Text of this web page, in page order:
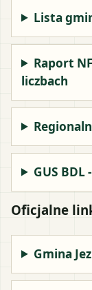
Lista
Raport
liczbach
GUS
Oficjalne
Gmina